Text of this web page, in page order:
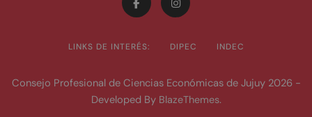
LINKS DE INTERÉS: DIPEC INDEC
Consejo Profesional de Ciencias Económicas de Jujuy 2026 -
Developed By BlazeThemes.